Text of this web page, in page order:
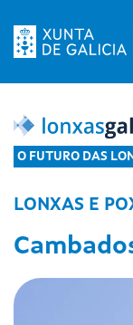
O FUTURO DAS
LONXAS E